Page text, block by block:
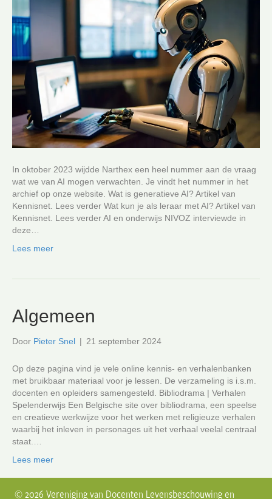
In oktober 2023 wijdde Narthex een heel nummer aan de vraag
wat we van AI mogen verwachten. Je vindt het nummer in het
archief op onze website. Wat is generatieve AI? Artikel van
Kennisnet. Lees verder Wat kun je als leraar met AI? Artikel van
Kennisnet. Lees verder AI en onderwijs NIVOZ interviewde in
deze…
Lees meer
Algemeen
Door Pieter Snel | 21 september 2024
Op deze pagina vind je vele online kennis- en verhalenbanken
met bruikbaar materiaal voor je lessen. De verzameling is i.s.m.
docenten en opleiders samengesteld. Bibliodrama | Verhalen
Spelenderwijs Een Belgische site over bibliodrama, een speelse
en creatieve werkwijze voor het werken met religieuze verhalen
waarbij het inleven in personages uit het verhaal veelal centraal
staat.…
Lees meer
© 2026 Vereniging van Docenten Levensbeschouwing en